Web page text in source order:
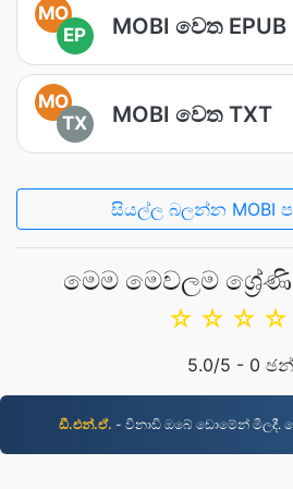
MO
EP
MOBI වෙත EPUB
MO
TX
MOBI වෙත TXT
සියල්ල බලන්න MOBI
මෙම මෙවලම
☆
☆
☆
☆
5.0/5 - 0
ඩී.එන්.ඒ. - විනාඩි ඔබේ ඩොමේන් මිලදී.